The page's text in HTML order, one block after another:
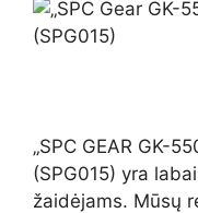
„SPC GEAR GK-
(SPG015) yra
žaidėjams. Mūsų